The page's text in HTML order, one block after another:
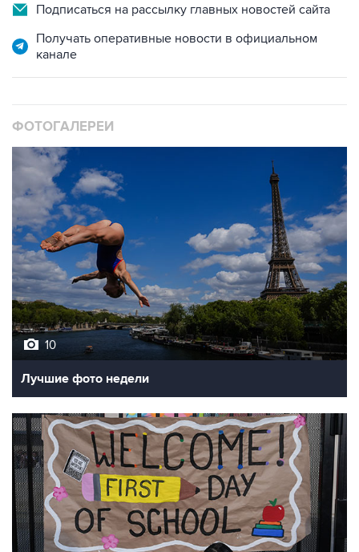
Подписаться на рассылку главных новостей сайта
Получать оперативные новости в официальном
канале
ФОТОГАЛЕРЕИ
10
Лучшие фото недели